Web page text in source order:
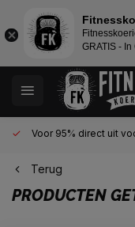
Voor 95% direct uit
Terug
PRODUCTEN
GRATIS -